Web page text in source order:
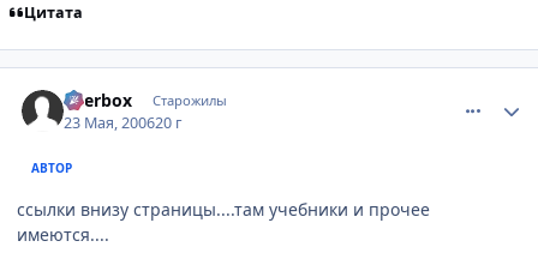
Цитата
Beerbox Старожилы
23 Мая, 200620 г
АВТОР
ссылки внизу страницы....там учебники и прочее
имеются....